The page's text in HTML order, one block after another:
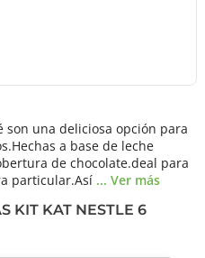
son una deliciosa opción para
a base de leche
de chocolate.deal para
particular.Así ... Ver más
KIT KAT NESTLE 6